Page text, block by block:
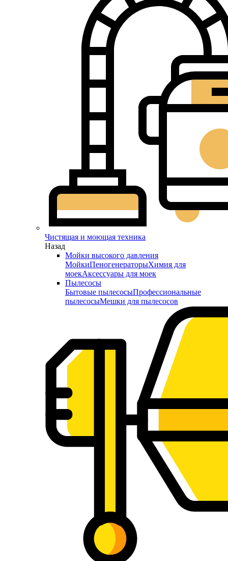
Чистящая и моющая техника
Назад
Мойки высокого давления
МойкиПеногенераторыХимия для
моекАксессуары для моек
Пылесосы
Бытовые пылесосыПрофессиональные
пылесосыМешки для пылесосов